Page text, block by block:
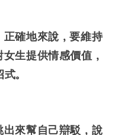
確地來說，要維持
生提供情感價值，
。
來幫自己辯駁，說